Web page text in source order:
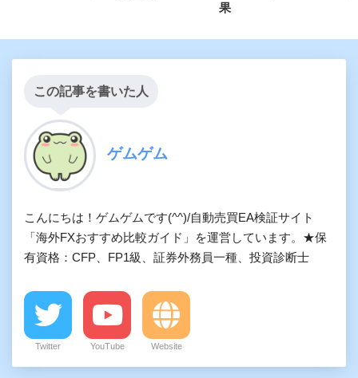
果
この記事を書いた人
ゲムゲム
こんにちは！ゲムゲムです(^^)/自動売買EA検証サイト
「海外FXおすすめ比較ガイド」を運営しています。★保
有資格：CFP、FP1級、証券外務員一種、投資診断士
Twitter YouTube Website